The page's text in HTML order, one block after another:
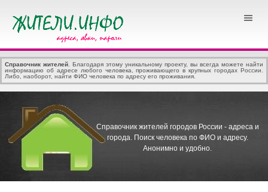
Справочник жителей . Благодаря этому уникальному проекту, вы всегда можете найти
информацию об адресе любого человека, проживающего в крупных городах России.
Либо, наоборот, найти ФИО человека по адресу его проживания.
Справочник жителей городов России - адреса и
города. Поиск человека по ФИО и адресу.
Анонимно и удобно.